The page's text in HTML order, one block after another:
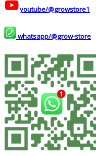
youtube/@growstore1
whatsapp/@grow-store